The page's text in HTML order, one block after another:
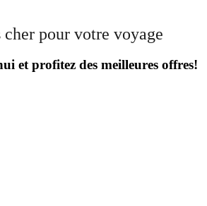
pour votre voyage
et profitez des meilleures offres!